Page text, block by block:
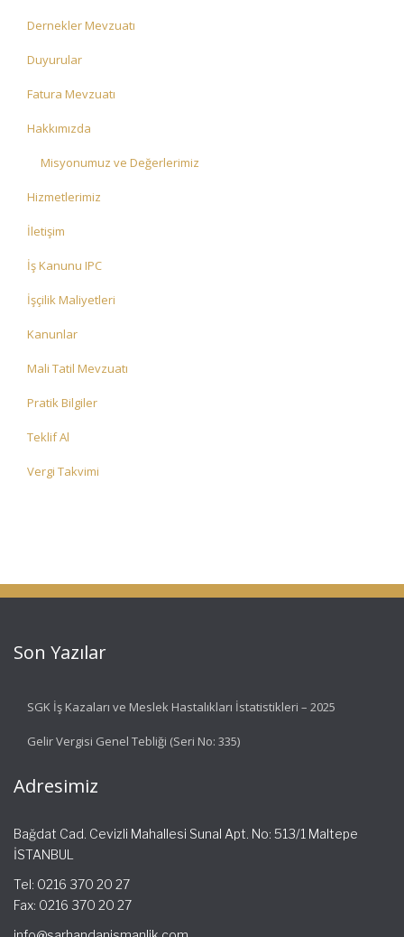
Dernekler Mevzuatı
Duyurular
Fatura Mevzuatı
Hakkımızda
Misyonumuz ve Değerlerimiz
Hizmetlerimiz
İletişim
İş Kanunu IPC
İşçilik Maliyetleri
Kanunlar
Mali Tatil Mevzuatı
Pratik Bilgiler
Teklif Al
Vergi Takvimi
Son Yazılar
SGK İş Kazaları ve Meslek Hastalıkları İstatistikleri – 2025
Gelir Vergisi Genel Tebliği (Seri No: 335)
Adresimiz
Bağdat Cad. Cevizli Mahallesi Sunal Apt. No: 513/1 Maltepe
İSTANBUL
Tel: 0216 370 20 27
Fax: 0216 370 20 27